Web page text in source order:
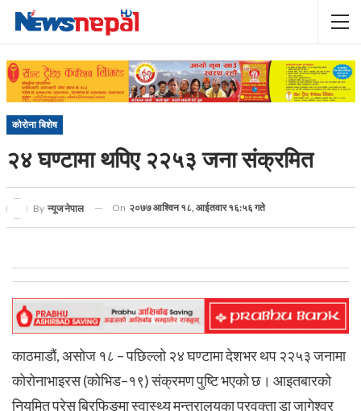
कोरोना बिशेष
२४ घण्टामा थपिए २२५३ जना संक्रमित
By न्यूज नेपाल On २०७७ आश्विन १८, आईतवार १६:५६ गते
काठमाडौं, असोज १८ – पछिल्लो २४ घण्टामा देशभर थप २२५३ जनामा
कोरोनाभाइरस (कोभिड–१९) संक्रमण पुष्टि भएको छ। आइतबारको
नियमित प्रेस ब्रिफिङमा स्वास्थ्य मन्त्रालयका प्रवक्ता डा जागेश्वर